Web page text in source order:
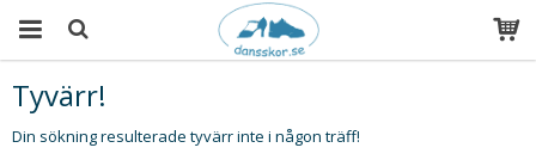
Tyvärr!
Din sökning resulterade tyvärr inte i någon träff!